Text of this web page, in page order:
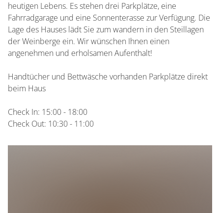
heutigen Lebens. Es stehen drei Parkplätze, eine
Fahrradgarage und eine Sonnenterasse zur Verfügung. Die
Lage des Hauses lädt Sie zum wandern in den Steillagen
der Weinberge ein. Wir wünschen Ihnen einen
angenehmen und erholsamen Aufenthalt!
Handtücher und Bettwäsche vorhanden Parkplätze direkt
beim Haus
Check In: 15:00 - 18:00
Check Out: 10:30 - 11:00